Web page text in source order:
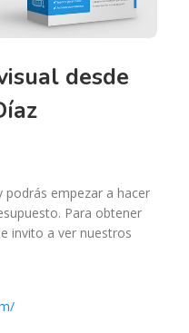
desde
empezar a hacer
Para obtener
invito a ver nuestros